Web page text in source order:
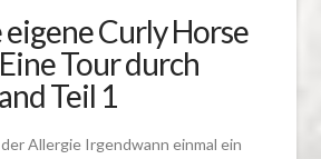
eigene Curly Horse
Tour durch
Teil 1
Allergie Irgendwann einmal ein